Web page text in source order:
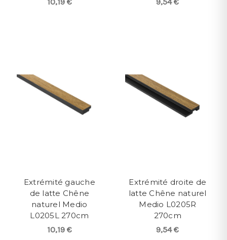
Extrémité gauche
de latte Chêne
naturel Medio
L0205L 270cm
10,19 €
Extrémité droite de
latte Chêne naturel
Medio L0205R
270cm
9,54 €